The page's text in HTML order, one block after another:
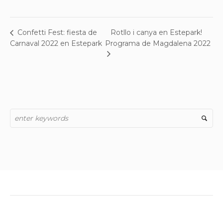
Confetti Fest: fiesta de
Carnaval 2022 en Estepark
Rotllo i canya en Estepark!
Programa de Magdalena 2022